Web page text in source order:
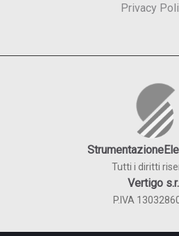
Privacy
Tutti i diritti
Vertigo
P.IVA